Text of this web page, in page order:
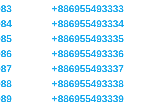
+886955493333
+886955493334
+886955493335
+886955493336
+886955493337
+886955493338
+886955493339